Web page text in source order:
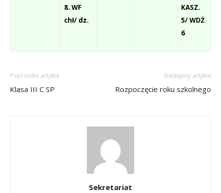
8. WF
chł/ dz.
KASZ.
5/ WDŻ
6
Poprzedni artykuł
Klasa III C SP
Następny artykuł
Rozpoczęcie roku szkolnego
Sekretariat